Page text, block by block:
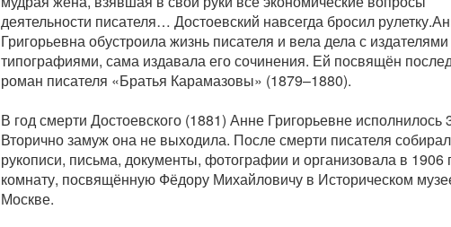
деятельности писателя… Достоевский навсегда бросил
Григорьевна обустроила жизнь писателя и вела дела с
типографиями, сама издавала его сочинения. Ей посвящён
роман писателя «Братья Карамазовы» (1879–1880).
В год смерти Достоевского (1881) Анне Григорьевне исполнилось
Вторично замуж она не выходила. После смерти писателя
рукописи, письма, документы, фотографии и организовала в 1906
комнату, посвящённую Фёдору Михайловичу в Историческом
Москве.